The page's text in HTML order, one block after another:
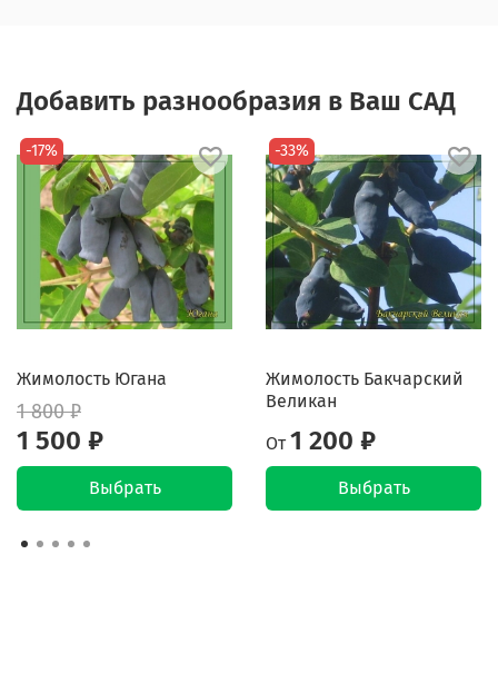
Добавить разнообразия в Ваш САД
-17%
Жимолость Югана
1 800 ₽
1 500 ₽
Выбрать
-33%
Жимолость Бакчарский
Великан
От 1 200 ₽
Выбрать